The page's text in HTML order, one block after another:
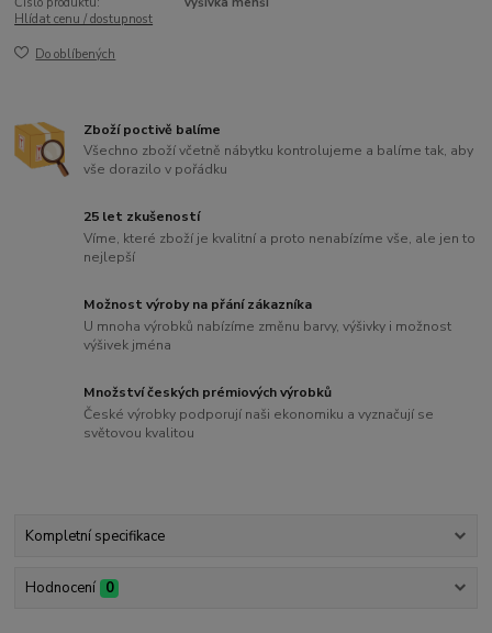
Hlídat cenu / dostupnost
Do oblíbených
Zboží poctivě balíme
Všechno zboží včetně nábytku kontrolujeme a balíme tak, aby
vše dorazilo v pořádku
25 let zkušeností
Víme, které zboží je kvalitní a proto nenabízíme vše, ale jen to
nejlepší
Možnost výroby na přání zákazníka
U mnoha výrobků nabízíme změnu barvy, výšivky i možnost
výšivek jména
Množství českých prémiových výrobků
České výrobky podporují naši ekonomiku a vyznačují se
světovou kvalitou
Kompletní specifikace
Hodnocení 0